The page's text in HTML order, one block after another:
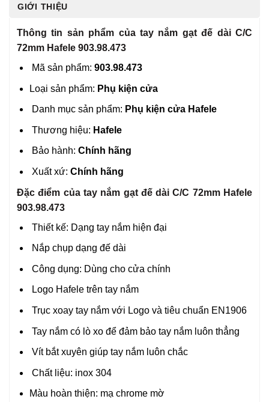
GIỚI THIỆU
Thông tin sản phẩm của tay nắm gạt đế dài C/C
72mm Hafele 903.98.473
Mã sản phẩm: 903.98.473
Loại sản phẩm: Phụ kiện cửa
Danh mục sản phẩm: Phụ kiện cửa Hafele
Thương hiệu: Hafele
Bảo hành: Chính hãng
Xuất xứ: Chính hãng
Đặc điểm của tay nắm gạt đế dài C/C 72mm Hafele
903.98.473
Thiết kế: Dạng tay nắm hiện đại
Nắp chụp dạng đế dài
Công dụng: Dùng cho cửa chính
Logo Hafele trên tay nắm
Trục xoay tay nắm với Logo và tiêu chuẩn EN1906
Tay nắm có lò xo để đảm bảo tay nắm luôn thẳng
Vít bắt xuyên giúp tay nắm luôn chắc
Chất liệu: inox 304
Màu hoàn thiện: mạ chrome mờ